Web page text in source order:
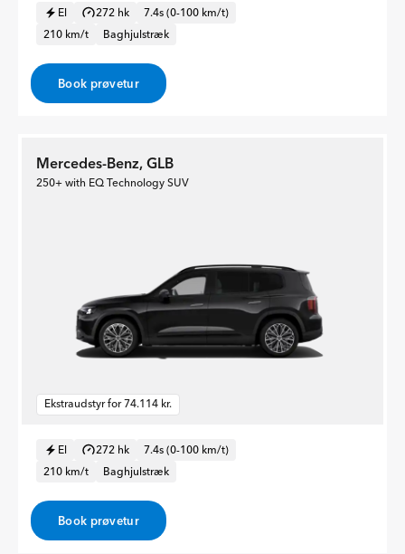
El 272 hk
7.4s (0-100 km/t)
210 km/t
Baghjulstræk
Book prøvetur
Mercedes-Benz, GLB
250+ with EQ Technology SUV
Ekstraudstyr for 74.114 kr.
El 272 hk
7.4s (0-100 km/t)
210 km/t
Baghjulstræk
Book prøvetur